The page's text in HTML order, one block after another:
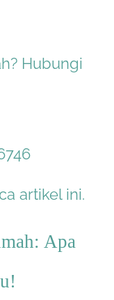
Hubungi
artikel ini.
Apa